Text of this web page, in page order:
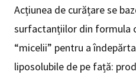
Acțiunea de curățare se
surfactanțiilor din formula
“micelii” pentru a
liposolubile de pe față: